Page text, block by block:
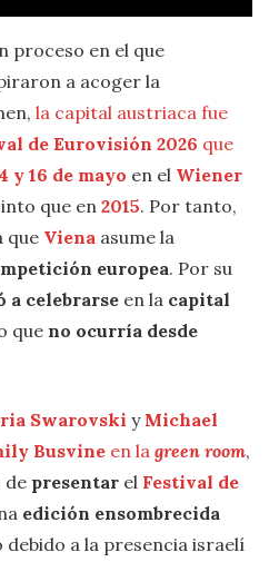
proceso en el que
a acoger la
la capital austriaca fue
de Eurovisión 2026 que
y 16 de mayo en el Wiener
que en 2015. Por tanto,
que Viena asume la
europea. Por su
a celebrarse en la capital
que no ocurría desde
Swarovski y Michael
Busvine en la green room,
de presentar el Festival de
edición ensombrecida
debido a la presencia israelí